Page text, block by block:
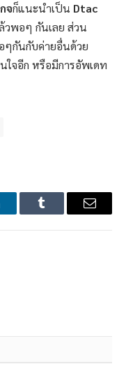
จก็แนะนำเป็น Dtac
วพอๆ กันเลย ส่วน
ๆกันกับค่ายอื่นด้วย
ใจอีก หรือมีการอัพเดท
Tumblr Email